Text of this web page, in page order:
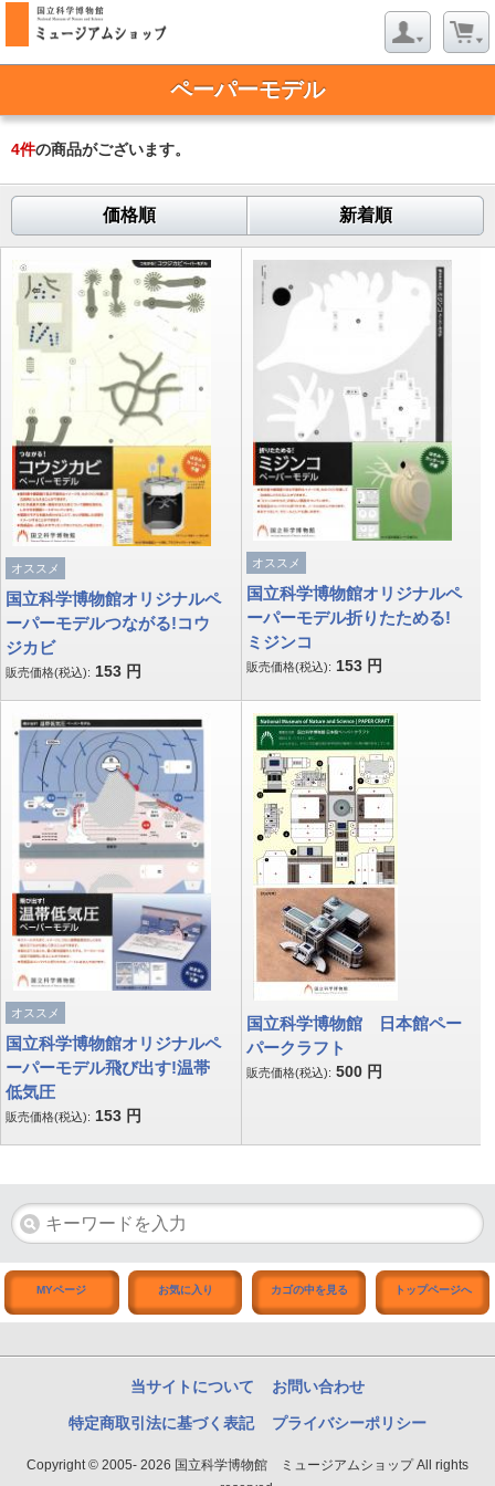
ペーパーモデル
4件の商品がございます。
価格順 新着順
オススメ
国立科学博物館オリジナルペ
ーパーモデルつながる!コウ
ジカビ
販売価格(税込): 153 円
オススメ
国立科学博物館オリジナルペ
ーパーモデル折りたためる!
ミジンコ
販売価格(税込): 153 円
オススメ
国立科学博物館オリジナルペ
ーパーモデル飛び出す!温帯
低気圧
販売価格(税込): 153 円
国立科学博物館 日本館ペー
パークラフト
販売価格(税込): 500 円
MYページ お気に入り カゴの中を見る トップページへ
当サイトについて お問い合わせ
特定商取引法に基づく表記 プライバシーポリシー
Copyright © 2005- 2026 国立科学博物館 ミュージアムショップ All rights